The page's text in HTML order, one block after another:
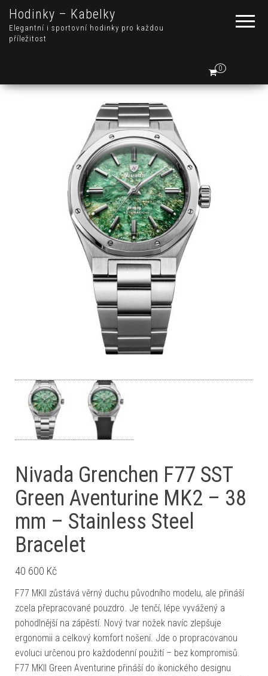
Hodinky – Kabelky
Elegantní i sportovní hodinky pro každou
příležitost
0
Nivada Grenchen F77 SST
Green Aventurine MK2 – 38
mm – Stainless Steel
Bracelet
40 600 Kč
F77 MKII zůstává věrný duchu původního modelu, ale přináší
zcela přepracované pouzdro. Je tenčí, lépe vyvážený a
pohodlnější na zápěstí. Nový tvar nožek navíc zlepšuje
ergonomii a celkový komfort nošení. Jde o propracovanou
evoluci určenou pro každodenní použití – bez kompromisů.
F77 MKII Green Aventurine přináší do ikonického designu